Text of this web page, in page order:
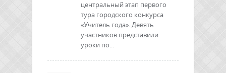
центральный этап первого
тура городского конкурса
«Учитель года». Девять
участников представили
уроки по...